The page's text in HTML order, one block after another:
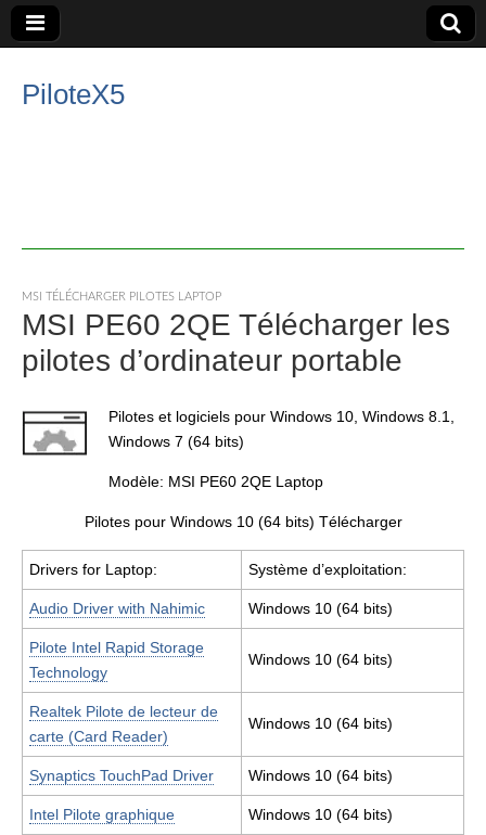
PiloteX5
MSI TÉLÉCHARGER PILOTES LAPTOP
MSI PE60 2QE Télécharger les
pilotes d’ordinateur portable
Pilotes et logiciels pour Windows 10, Windows 8.1,
Windows 7 (64 bits)
Modèle: MSI PE60 2QE Laptop
Pilotes pour Windows 10 (64 bits) Télécharger
Drivers for Laptop: Système d’exploitation:
Audio Driver with Nahimic Windows 10 (64 bits)
Pilote Intel Rapid Storage
Technology
Windows 10 (64 bits)
Realtek Pilote de lecteur de
carte (Card Reader)
Windows 10 (64 bits)
Synaptics TouchPad Driver Windows 10 (64 bits)
Intel Pilote graphique Windows 10 (64 bits)